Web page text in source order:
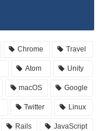
Chrome Travel
Atom Unity
macOS Google
Twitter Linux
Rails JavaScript